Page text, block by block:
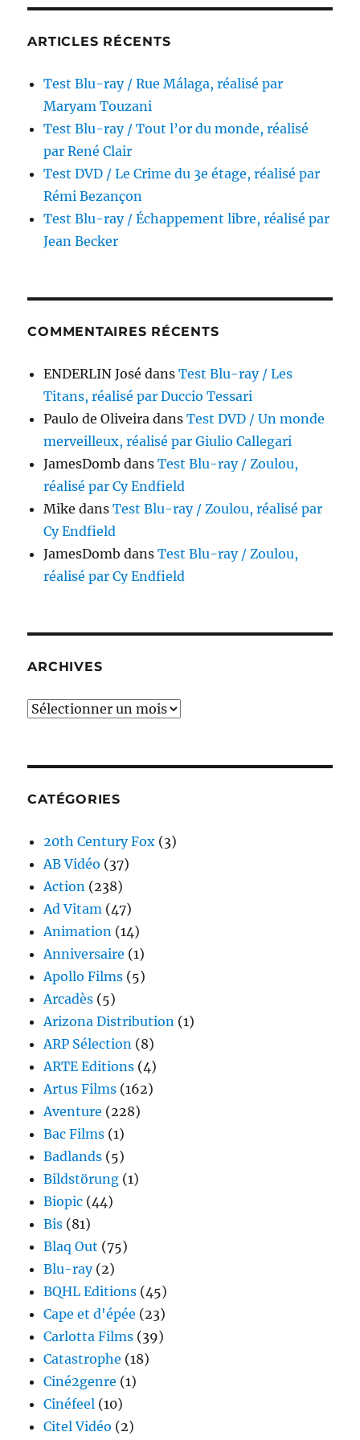
par
Jess
ARTICLES RÉCENTS
Test Blu-ray / Rue Málaga, réalisé par
Maryam Touzani
Test Blu-ray / Tout l’or du monde, réalisé
par René Clair
Test DVD / Le Crime du 3e étage, réalisé par
Rémi Bezançon
Test Blu-ray / Échappement libre, réalisé par
Jean Becker
COMMENTAIRES RÉCENTS
ENDERLIN José dansTest Blu-ray / Les
Titans, réalisé par Duccio Tessari
Paulo de Oliveira dansTest DVD / Un monde
merveilleux, réalisé par Giulio Callegari
JamesDomb dansTest Blu-ray / Zoulou,
réalisé par Cy Endfield
Mike dansTest Blu-ray / Zoulou, réalisé par
Cy Endfield
JamesDomb dansTest Blu-ray / Zoulou,
réalisé par Cy Endfield
ARCHIVES
Archives
CATÉGORIES
20th Century Fox (3)
AB Vidéo (37)
Action (238)
Ad Vitam (47)
Animation (14)
Anniversaire (1)
Apollo Films (5)
Arcadès (5)
Arizona Distribution (1)
ARP Sélection (8)
ARTE Editions (4)
Artus Films (162)
Aventure (228)
Bac Films (1)
Badlands (5)
Bildstörung (1)
Biopic (44)
Bis (81)
Blaq Out (75)
Blu-ray(2)
BQHL Editions (45)
Cape et d'épée (23)
Carlotta Films (39)
Catastrophe (18)
Ciné2genre (1)
Cinéfeel (10)
Citel Vidéo (2)